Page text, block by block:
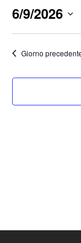
Giugno
2026
6/9/2026
Seleziona
la Giorno